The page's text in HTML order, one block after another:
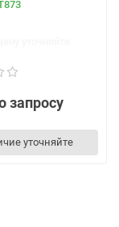
запросу
уточняйте